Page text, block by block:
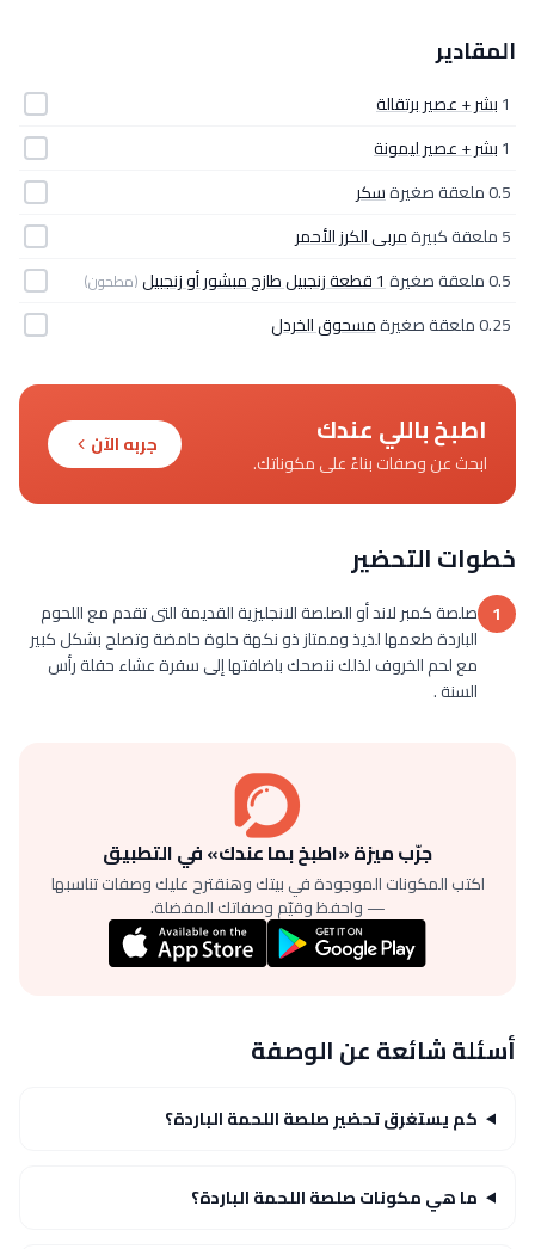
المقادير
1بشر + عصير برتقالة
1بشر + عصير ليمونة
0.5 ملعقة صغيرة
سكر
5 ملعقة كبيرة
مربى الكرز الأحمر
0.5 ملعقة صغيرة
1 قطعة زنجبيل طازج مبشور أو زنجبيل (مطحون)
0.25 ملعقة صغيرة مسحوق الخردل
اطبخ باللي عندك
ابحث عن وصفات بناءً على مكوناتك.
جربه الآن
خطوات التحضير
1 صلصة كمبر لاند أو الصلصة الانجليزية القديمة التى تقدم مع اللحوم
الباردة طعمها لذيذ وممتاز ذو نكهة حلوة حامضة وتصلح بشكل كبير
مع لحم الخروف لذلك ننصحك باضافتها إلى سفرة عشاء حفلة رأس
السنة .
جرّب ميزة «اطبخ بما عندك» في التطبيق
اكتب المكونات الموجودة في بيتك وهنقترح عليك وصفات تناسبها
— واحفظ وقيّم وصفاتك المفضلة.
أسئلة شائعة عن الوصفة
كم يستغرق تحضير صلصة اللحمة الباردة؟
ما هي مكونات صلصة اللحمة الباردة؟